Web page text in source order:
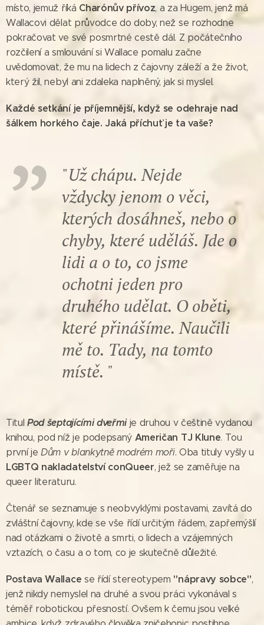
místo, jemuž říká Charónův přívoz, a za Hugem, jenž má
Wallacovi dělat průvodce do doby, než se rozhodne
pokračovat ve své posmrtné cestě dál. Z počátečního
rozčilení a smlouvání si Wallace pomalu začne
uvědomovat, že mu na lidech z čajovny záleží a že život,
který žil, nebyl ani zdaleka naplněný, jak si myslel.
Každé setkání je příjemnější, když se odehraje nad
šálkem horkého čaje. Jaká příchuť je ta vaše?
"Už chápu. Nejde
vždycky jenom o věci,
kterých dosáhneš, nebo o
chyby, které uděláš. Jde o
lidi a o to, co jsme
ochotni jeden pro
druhého udělat. O oběti,
které přinášíme. Naučili
mě to. Tady, na tomto
místě. "
TitulPod šeptajícími dveřmije druhou v češtině vydanou
knihou, pod níž je podepsaný Američan TJ Klune. Tou
první je Dům v blankytně modrém moři. Oba tituly vyšly u
LGBTQ nakladatelství conQueer, jež se zaměřuje na
queer literaturu.
Čtenář se seznamuje s neobvyklými postavami, zavítá do
zvláštní čajovny, kde se vše řídí určitým řádem, zapřemýšlí
nad otázkami o životě a smrti, o lidech a vzájemných
vztazích, o času a o tom, co je skutečně důležité.
Postava Wallace se řídí stereotypem "nápravy sobce",
jenž nikdy nemyslel na druhé a svou práci vykonával s
téměř robotickou přesností. Ovšem k čemu jsou velké